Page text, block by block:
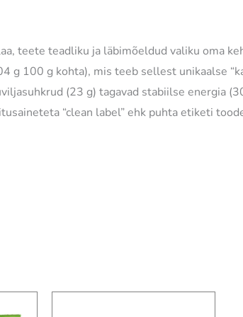
teete teadliku ja läbimõeldud valiku oma
g 100 g kohta), mis teeb sellest unikaalse
(23 g) tagavad stabiilse energia
“clean label” ehk puhta etiketi